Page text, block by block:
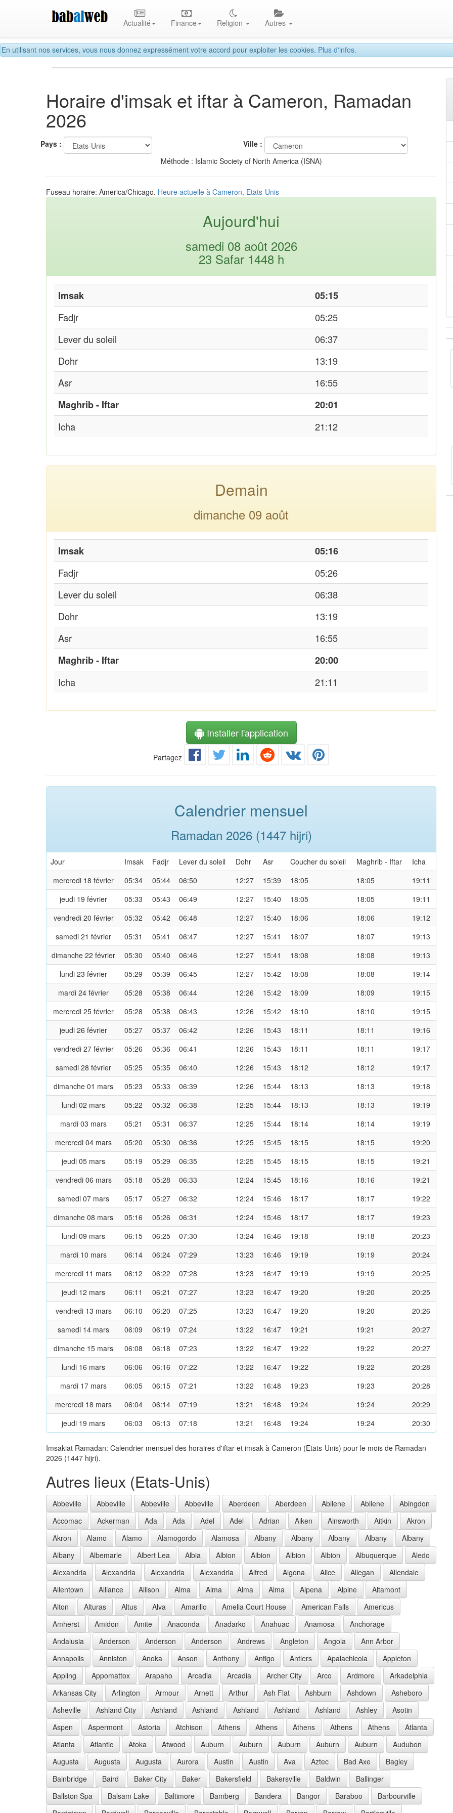
En utilisant nos services, vous nous donnez expressément votre accord pour exploiter les cookies. Plus d'infos.
Actualité Finance Religion Autres
Horaire d'imsak et iftar à Cameron, Ramadan
2026
Pays :
Ville :
Méthode : Islamic Society of North America (ISNA)
Fuseau horaire: America/Chicago. Heure actuelle à Cameron, Etats-Unis
Aujourd'hui
samedi 08 août 2026
23 Safar 1448 h
Imsak
05:15
Fadjr
05:25
Lever du soleil
06:37
Dohr
13:19
Asr
16:55
Maghrib - Iftar
20:01
Icha
21:12
Demain
dimanche 09 août
Imsak
05:16
Fadjr
05:26
Lever du soleil
06:38
Dohr
13:19
Asr
16:55
Maghrib - Iftar
20:00
Icha
21:11
Installer l'application
Partagez
Calendrier mensuel
Ramadan 2026 (1447 hijri)
Jour Imsak Fadjr Lever du soleil Dohr Asr Coucher du soleil Maghrib - Iftar
Icha
mercredi 18 février
05:34 05:44 06:50 12:27 15:39 18:05 18:05
19:11
jeudi 19 février
05:33 05:43 06:49 12:27 15:40 18:05 18:05
19:11
vendredi 20 février
05:32 05:42 06:48 12:27 15:40 18:06 18:06
19:12
samedi 21 février
05:31 05:41 06:47 12:27 15:41 18:07 18:07
19:13
dimanche 22 février
05:30 05:40 06:46 12:27 15:41 18:08 18:08
19:13
lundi 23 février
05:29 05:39 06:45 12:27 15:42 18:08 18:08
19:14
mardi 24 février
05:28 05:38 06:44 12:26 15:42 18:09 18:09
19:15
mercredi 25 février
05:28 05:38 06:43 12:26 15:42 18:10 18:10
19:15
jeudi 26 février
05:27 05:37 06:42 12:26 15:43 18:11 18:11
19:16
vendredi 27 février
05:26 05:36 06:41 12:26 15:43 18:11 18:11
19:17
samedi 28 février
05:25 05:35 06:40 12:26 15:43 18:12 18:12
19:17
dimanche 01 mars
05:23 05:33 06:39 12:26 15:44 18:13 18:13
19:18
lundi 02 mars
05:22 05:32 06:38 12:25 15:44 18:13 18:13
19:19
mardi 03 mars
05:21 05:31 06:37 12:25 15:44 18:14 18:14
19:19
mercredi 04 mars
05:20 05:30 06:36 12:25 15:45 18:15 18:15
19:20
jeudi 05 mars
05:19 05:29 06:35 12:25 15:45 18:15 18:15
19:21
vendredi 06 mars
05:18 05:28 06:33 12:24 15:45 18:16 18:16
19:21
samedi 07 mars
05:17 05:27 06:32 12:24 15:46 18:17 18:17
19:22
dimanche 08 mars
05:16 05:26 06:31 12:24 15:46 18:17 18:17
19:23
lundi 09 mars
06:15 06:25 07:30 13:24 16:46 19:18 19:18
20:23
mardi 10 mars
06:14 06:24 07:29 13:23 16:46 19:19 19:19
20:24
mercredi 11 mars
06:12 06:22 07:28 13:23 16:47 19:19 19:19
20:25
jeudi 12 mars
06:11 06:21 07:27 13:23 16:47 19:20 19:20
20:25
vendredi 13 mars
06:10 06:20 07:25 13:23 16:47 19:20 19:20
20:26
samedi 14 mars
06:09 06:19 07:24 13:22 16:47 19:21 19:21
20:27
dimanche 15 mars
06:08 06:18 07:23 13:22 16:47 19:22 19:22
20:27
lundi 16 mars
06:06 06:16 07:22 13:22 16:47 19:22 19:22
20:28
mardi 17 mars
06:05 06:15 07:21 13:22 16:48 19:23 19:23
20:28
mercredi 18 mars
06:04 06:14 07:19 13:21 16:48 19:24 19:24
20:29
jeudi 19 mars
06:03 06:13 07:18 13:21 16:48 19:24 19:24 20:30
Imsakiat Ramadan: Calendrier mensuel des horaires d'iftar et imsak à Cameron (Etats-Unis) pour le mois de Ramadan
2026 (1447 hijri).
Autres lieux (Etats-Unis)
Abbeville Abbeville Abbeville Abbeville Aberdeen Aberdeen Abilene Abilene
Abingdon
Accomac
Ackerman Ada Ada Adel Adel Adrian Aiken Ainsworth Aitkin
Akron
Akron
Alamo Alamo Alamogordo Alamosa Albany Albany Albany Albany
Albany
Albany
Albemarle Albert Lea Albia Albion Albion Albion Albion Albuquerque
Aledo
Alexandria
Alexandria Alexandria Alexandria Alfred Algona Alice Allegan
Allendale
Allentown
Alliance Allison Alma Alma Alma Alma Alpena Alpine
Altamont
Alton
Alturas Altus Alva Amarillo Amelia Court House American Falls
Americus
Amherst
Amidon Amite Anaconda Anadarko Anahuac Anamosa
Anchorage
Andalusia
Anderson Anderson Anderson Andrews Angleton Angola
Ann Arbor
Annapolis
Anniston Anoka Anson Anthony Antigo Antlers Apalachicola
Appleton
Appling
Appomattox Arapaho Arcadia Arcadia Archer City Arco Ardmore
Arkadelphia
Arkansas City
Arlington Armour Arnett Arthur Ash Flat Ashburn Ashdown
Asheboro
Asheville
Ashland City Ashland Ashland Ashland Ashland Ashland Ashley
Asotin
Aspen
Aspermont Astoria Atchison Athens Athens Athens Athens Athens
Atlanta
Atlanta
Atlantic Atoka Atwood Auburn Auburn Auburn Auburn Auburn
Audubon
Augusta
Augusta Augusta Aurora Austin Austin Ava Aztec Bad Axe
Bagley
Bainbridge
Baird Baker City Baker Bakersfield Bakersville Baldwin
Ballinger
Ballston Spa
Balsam Lake Baltimore Bamberg Bandera Bangor Baraboo
Barbourville